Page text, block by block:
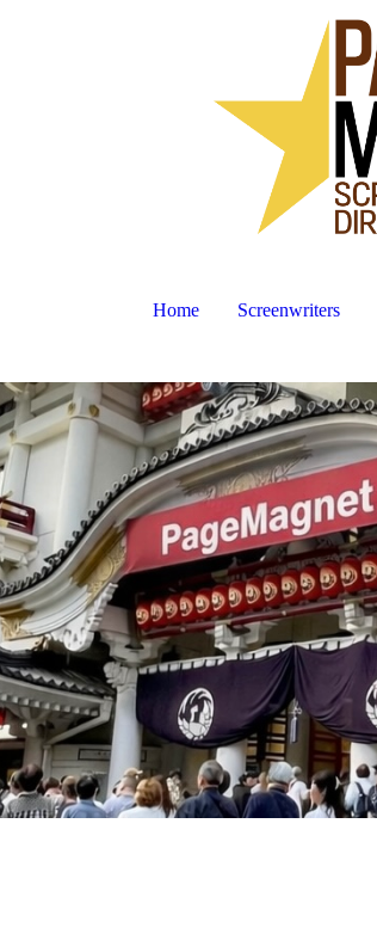
Home Screenwriters